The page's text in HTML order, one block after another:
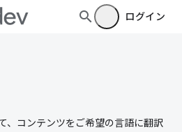
ログイン
、コンテンツをご希望の言語に翻訳